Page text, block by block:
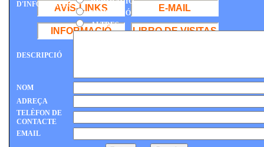
AVÍS-LINKS E-MAIL
INFORMACIÓ LIBRO DE VISITAS
D'INFORMACIÓ
INSPECCIÓ
ALTRES
DESCRIPCIÓ
NOM
ADREÇA
TELÈFON DE
CONTACTE
EMAIL